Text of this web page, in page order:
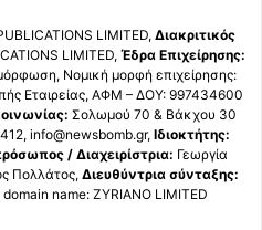
LIMITED, Διακριτικός
LIMITED, Έδρα Επιχείρησης:
Νομική μορφή επιχείρησης:
Εταιρείας, ΑΦΜ – ΔΟΥ: 997434600
Σολωμού 70 & Βάκχου 30
info@newsbomb.gr, Ιδιοκτήτης:
/ Διαχειρίστρια: Γεωργία
Πολλάτος,Διευθύντρια σύνταξης:
name: ZYRIANO LIMITED